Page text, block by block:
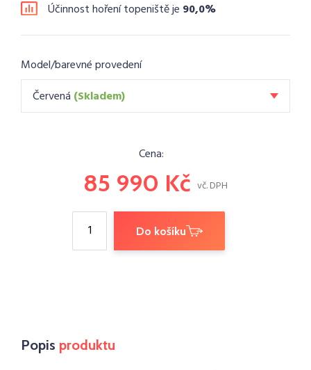
Účinnost hoření topeniště je 90,0%
Model/barevné provedení
Červená (Skladem)
Cena:
85 990 Kč vč. DPH
Do košíku
Popis produktu